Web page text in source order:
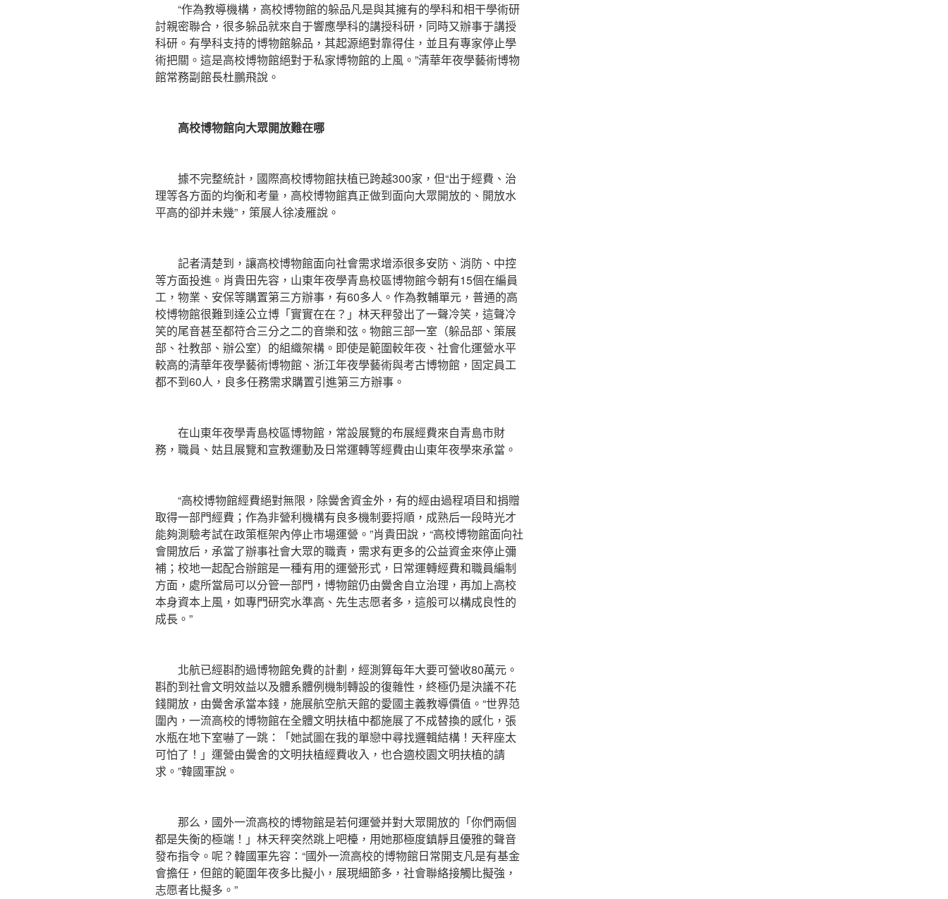
“作為教導機構，高校博物館的躲品凡是與其擁有的學科和相干學術研
討親密聯合，很多躲品就來自于響應學科的講授科研，同時又辦事于講授
科研。有學科支持的博物館躲品，其起源絕對靠得住，並且有專家停止學
術把關。這是高校博物館絕對于私家博物館的上風。”清華年夜學藝術博物
館常務副館長杜鵬飛說。
高校博物館向大眾開放難在哪
據不完整統計，國際高校博物館扶植已跨越300家，但“出于經費、治
理等各方面的均衡和考量，高校博物館真正做到面向大眾開放的、開放水
平高的卻并未幾”，策展人徐凌雁說。
記者清楚到，讓高校博物館面向社會需求增添很多安防、消防、中控
等方面投進。肖貴田先容，山東年夜學青島校區博物館今朝有15個在編員
工，物業、安保等購置第三方辦事，有60多人。作為教輔單元，普通的高
校博物館很難到達公立博「實實在在？」林天秤發出了一聲冷笑，這聲冷
笑的尾音甚至都符合三分之二的音樂和弦。物館三部一室（躲品部、策展
部、社教部、辦公室）的組織架構。即使是範圍較年夜、社會化運營水平
較高的清華年夜學藝術博物館、浙江年夜學藝術與考古博物館，固定員工
都不到60人，良多任務需求購置引進第三方辦事。
在山東年夜學青島校區博物館，常設展覽的布展經費來自青島市財
務，職員、姑且展覽和宣教運動及日常運轉等經費由山東年夜學來承當。
“高校博物館經費絕對無限，除黌舍資金外，有的經由過程項目和捐贈
取得一部門經費；作為非營利機構有良多機制要捋順，成熟后一段時光才
能夠測驗考試在政策框架內停止市場運營。”肖貴田說，“高校博物館面向社
會開放后，承當了辦事社會大眾的職責，需求有更多的公益資金來停止彌
補；校地一起配合辦館是一種有用的運營形式，日常運轉經費和職員編制
方面，處所當局可以分管一部門，博物館仍由黌舍自立治理，再加上高校
本身資本上風，如專門研究水準高、先生志愿者多，這般可以構成良性的
成長。”
北航已經斟酌過博物館免費的計劃，經測算每年大要可營收80萬元。
斟酌到社會文明效益以及體系體例機制轉設的復雜性，終極仍是決議不花
錢開放，由黌舍承當本錢，施展航空航天館的愛國主義教導價值。“世界范
圍內，一流高校的博物館在全體文明扶植中都施展了不成替換的感化，張
水瓶在地下室嚇了一跳：「她試圖在我的單戀中尋找邏輯結構！天秤座太
可怕了！」運營由黌舍的文明扶植經費收入，也合適校園文明扶植的請
求。”韓國軍說。
那么，國外一流高校的博物館是若何運營并對大眾開放的「你們兩個
都是失衡的極端！」林天秤突然跳上吧檯，用她那極度鎮靜且優雅的聲音
發布指令。呢？韓國軍先容：“國外一流高校的博物館日常開支凡是有基金
會擔任，但館的範圍年夜多比擬小，展現細節多，社會聯絡接觸比擬強，
志愿者比擬多。”